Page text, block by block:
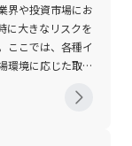
ストリカルボラテ
に計算され、統計
ます。一方、イ
格から逆算するこ
ィ」に対する期
投資の判断材料
界や投資市場にお
に大きなリスクを
ここでは、各種イ
環境に応じた取引
不可欠となる情